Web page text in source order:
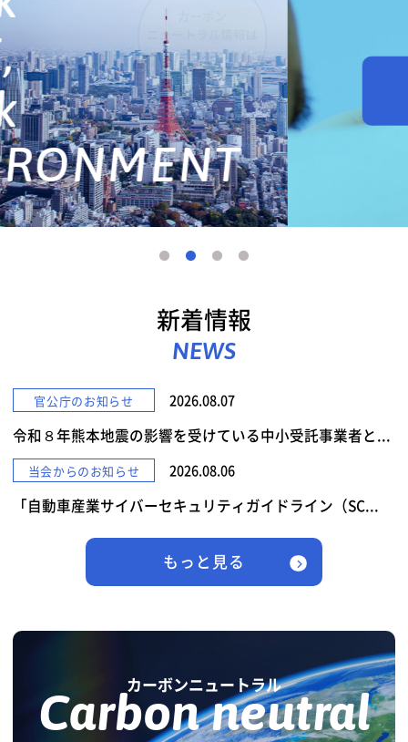
詳しくみる
新着情報
NEWS
官公庁のお知らせ 2026.08.07
令和８年熊本地震の影響を受けている中小受託事業者と...
当会からのお知らせ 2026.08.06
「自動車産業サイバーセキュリティガイドライン（SC...
もっと見る
カーボンニュートラル
Carbon neutral